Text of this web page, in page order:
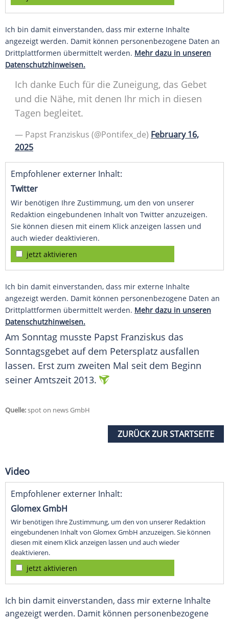
Ich bin damit einverstanden, dass mir externe Inhalte
angezeigt werden. Damit können personenbezogene Daten an
Drittplattformen übermittelt werden. Mehr dazu in unseren
Datenschutzhinweisen.
Ich danke Euch für die Zuneigung, das Gebet
und die Nähe, mit denen Ihr mich in diesen
Tagen begleitet.
— Papst Franziskus (@Pontifex_de) February 16,
2025
Empfohlener externer Inhalt:
Twitter
Wir benötigen Ihre Zustimmung, um den von unserer
Redaktion eingebundenen Inhalt von Twitter anzuzeigen.
Sie können diesen mit einem Klick anzeigen lassen und
auch wieder deaktivieren.
jetzt aktivieren
Ich bin damit einverstanden, dass mir externe Inhalte
angezeigt werden. Damit können personenbezogene Daten an
Drittplattformen übermittelt werden. Mehr dazu in unseren
Datenschutzhinweisen.
Am Sonntag musste Papst Franziskus das
Sonntagsgebet auf dem Petersplatz ausfallen
lassen. Erst zum zweiten Mal seit dem Beginn
seiner Amtszeit 2013.
Quelle:spot on news GmbH
ZURÜCK ZUR STARTSEITE
Video
Empfohlener externer Inhalt:
Glomex GmbH
Wir benötigen Ihre Zustimmung, um den von unserer Redaktion
eingebundenen Inhalt von Glomex GmbH anzuzeigen. Sie können
diesen mit einem Klick anzeigen lassen und auch wieder
deaktivieren.
jetzt aktivieren
Ich bin damit einverstanden, dass mir externe Inhalte
angezeigt werden. Damit können personenbezogene